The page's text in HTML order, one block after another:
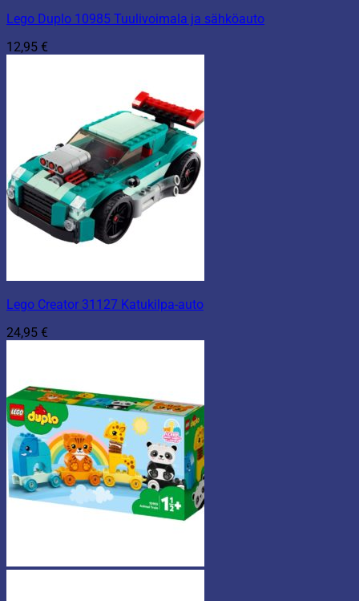
Lego Duplo 10985 Tuulivoimala ja sähköauto
12,95 €
Lego Creator 31127 Katukilpa-auto
24,95 €